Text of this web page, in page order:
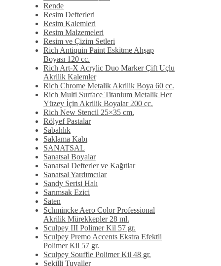
Rende
Resim Defterleri
Resim Kalemleri
Resim Malzemeleri
Resim ve Çizim Setleri
Rich Antiquin Paint Eskitme Ahşap
Boyası 120 cc.
Rich Art-X Acrylic Duo Marker Çift Uçlu
Akrilik Kalemler
Rich Chrome Metalik Akrilik Boya 60 cc.
Rich Multi Surface Titanium Metalik Her
Yüzey İçin Akrilik Boyalar 200 cc.
Rich New Stencil 25×35 cm.
Rölyef Pastalar
Sabahlık
Saklama Kabı
SANATSAL
Sanatsal Boyalar
Sanatsal Defterler ve Kağıtlar
Sanatsal Yardımcılar
Sandy Serisi Halı
Sarımsak Ezici
Saten
Schmincke Aero Color Professional
Akrilik Mürekkepler 28 ml.
Sculpey III Polimer Kil 57 gr.
Sculpey Premo Accents Ekstra Efektli
Polimer Kil 57 gr.
Sculpey Souffle Polimer Kil 48 gr.
Şekilli Tuvaller